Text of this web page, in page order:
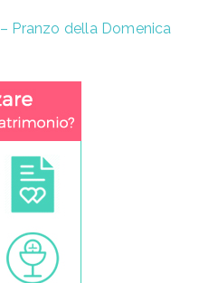
– Pranzo della Domenica